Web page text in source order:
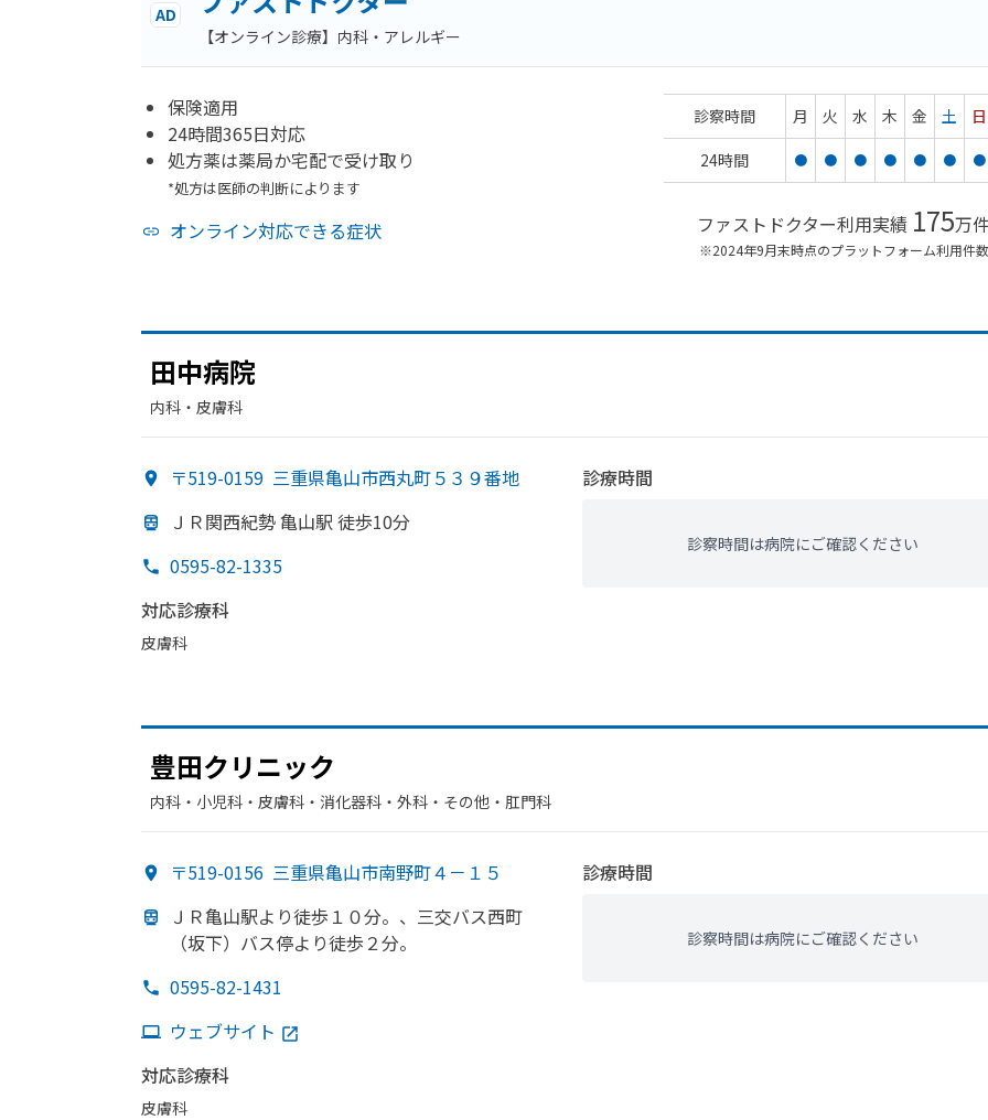
AD
【オンライン診療】内科・アレルギー
保険適用
24時間365日対応
処方薬は薬局か宅配で受け取り
*処方は医師の判断によります
オンライン対応できる症状
診察時間 月 火 水 木 金 土
日
24時間
● ● ● ● ● ● ●
ファストドクター利用実績 175万
※2024年9月末時点のプラットフォーム利用件数
田中病院
内科・​皮膚科
〒519-0159 三重県亀山市西丸町５３９番地
ＪＲ関西紀勢 亀山駅 徒歩10分
0595-82-1335
対応診療科
皮膚科
診療時間
診察時間は病院にご確認ください
豊田クリニック
内科・​小児科・​皮膚科・​消化器科・​外科・​その他・​肛門科
〒519-0156 三重県亀山市南野町４－１５
ＪＲ亀山駅より徒歩１０分。、 三交バス西町
（坂下） バス停より徒歩２分。
0595-82-1431
ウェブサイト
対応診療科
皮膚科
診療時間
診察時間は病院にご確認ください